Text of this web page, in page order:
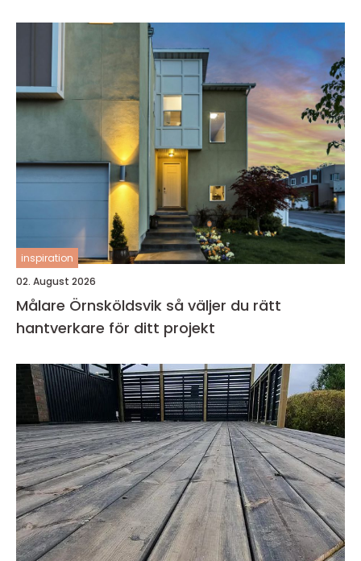
inspiration
02. August 2026
Målare Örnsköldsvik så väljer du rätt
hantverkare för ditt projekt